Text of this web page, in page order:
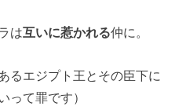
は互いに惹かれる仲に。
るエジプト王とその臣下に
って罪です）